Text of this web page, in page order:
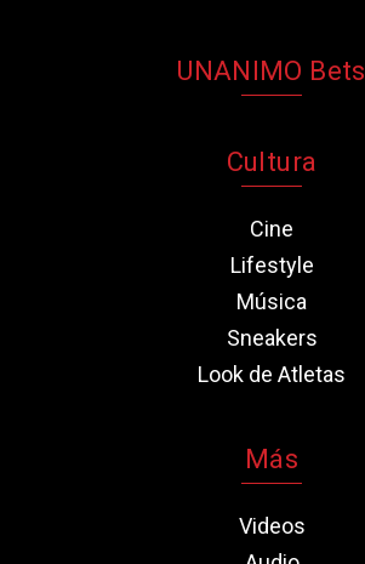
UNANIMO Bets
Cultura
Cine
Lifestyle
Música
Sneakers
Look de Atletas
Más
Videos